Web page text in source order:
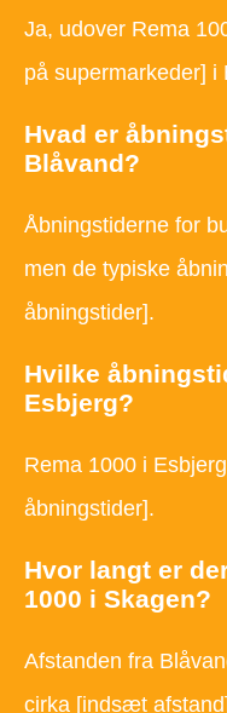
Ja, udover Rema
på supermarkeder] i
Hvad er
Blåvand?
Åbningstiderne for
men de typiske
åbningstider].
Hvilke
Esbjerg?
Rema 1000 i
åbningstider].
Hvor langt er
1000 i Skagen?
Afstanden fra
cirka [indsæt